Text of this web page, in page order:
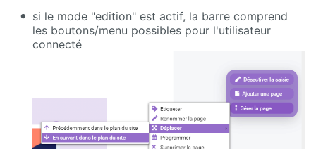
Web
Deploy
starter
si le mode "edition" est actif, la barre comprend
les boutons/menu possibles pour l'utilisateur
connecté